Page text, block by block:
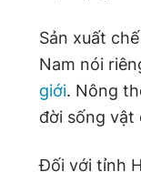
Sản xuất
Nam nói
giới. Nông
đời sống vật
Đối với tỉnh